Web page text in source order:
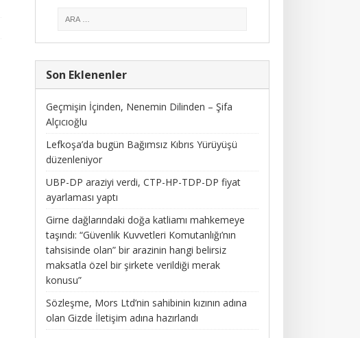
Son Eklenenler
Geçmişin İçinden, Nenemin Dilinden – Şifa
Alçıcıoğlu
Lefkoşa’da bugün Bağımsız Kıbrıs Yürüyüşü
düzenleniyor
UBP-DP araziyi verdi, CTP-HP-TDP-DP fiyat
ayarlaması yaptı
Girne dağlarındaki doğa katliamı mahkemeye
taşındı: “Güvenlik Kuvvetleri Komutanlığı’nın
tahsisinde olan” bir arazinin hangi belirsiz
maksatla özel bir şirkete verildiği merak
konusu”
Sözleşme, Mors Ltd’nin sahibinin kızının adına
olan Gizde İletişim adına hazırlandı